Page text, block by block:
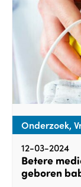
Onderzoek,
12-03-2024
Betere
geboren